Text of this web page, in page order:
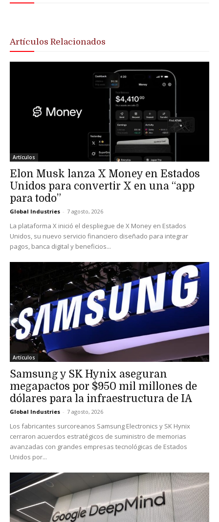
Artículos Relacionados
Artículos
Elon Musk lanza X Money en Estados
Unidos para convertir X en una “app
para todo”
Global Industries - 7 agosto, 2026
La plataforma X inició el despliegue de X Money en Estados
Unidos, su nuevo servicio financiero diseñado para integrar
pagos, banca digital y beneficios...
Artículos
Samsung y SK Hynix aseguran
megapactos por $950 mil millones de
dólares para la infraestructura de IA
Global Industries - 7 agosto, 2026
Los fabricantes surcoreanos Samsung Electronics y SK Hynix
cerraron acuerdos estratégicos de suministro de memorias
avanzadas con grandes empresas tecnológicas de Estados
Unidos por...